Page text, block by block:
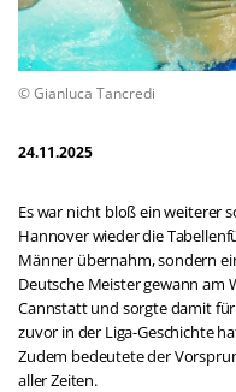
© Gianluca Tancredi
24.11.2025
Es war nicht bloß ein weiterer
Hannover wieder die
Männer übernahm, sondern
Deutsche Meister gewann am
Cannstatt und sorgte damit
zuvor in der Liga-Geschichte
Zudem bedeutete der
aller Zeiten.